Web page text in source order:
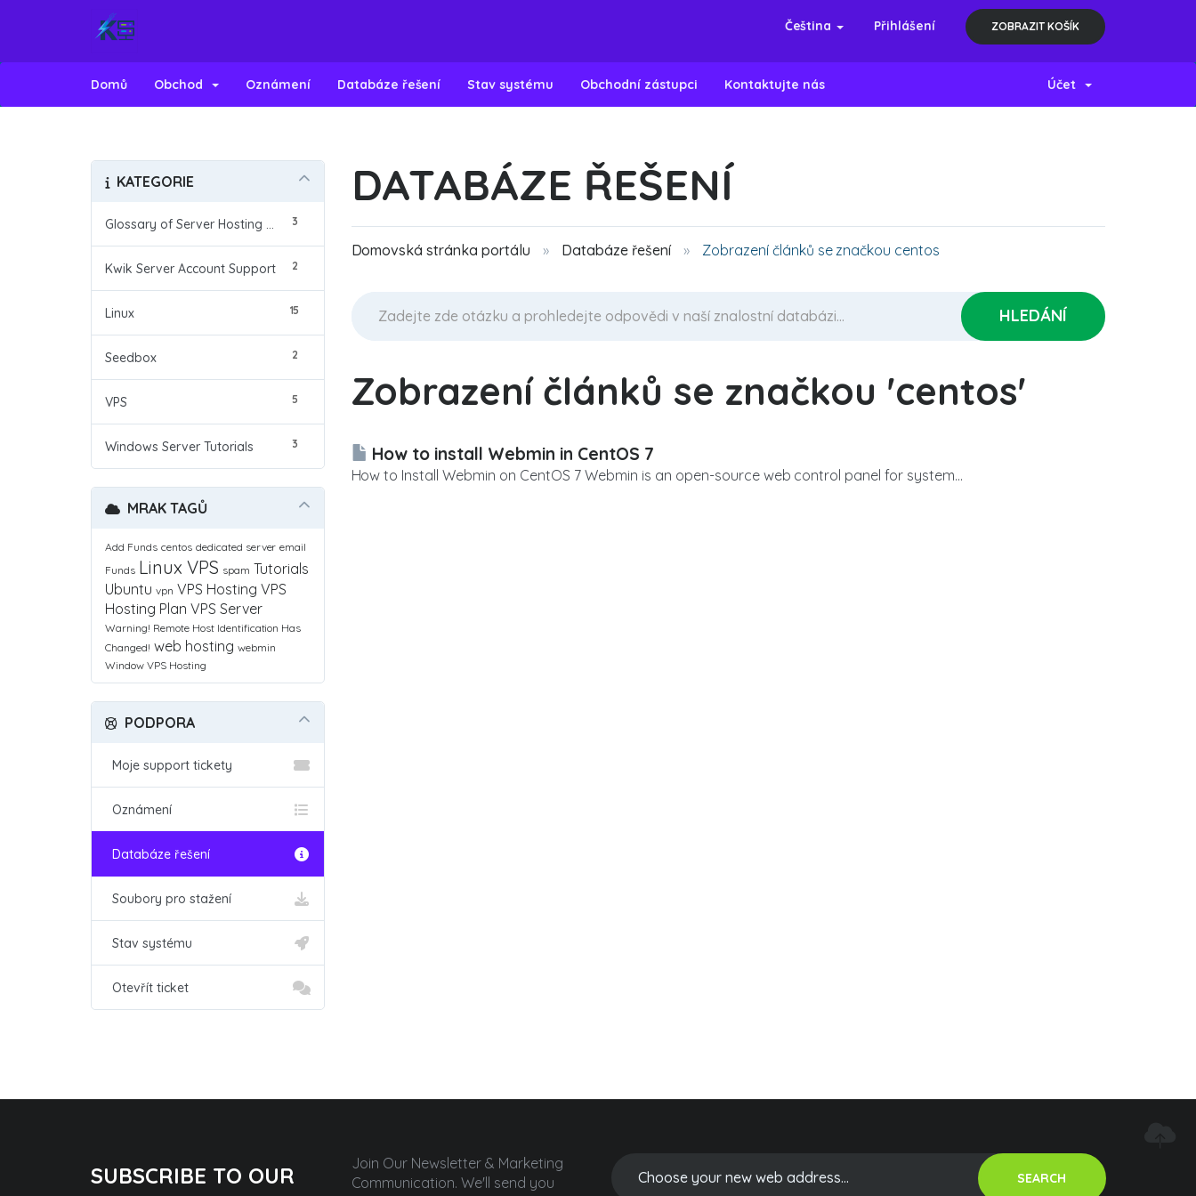
Čeština Přihlášení ZOBRAZIT KOŠÍK
Domů Obchod Oznámení Databáze řešení Stav systému Obchodní zástupci Kontaktujte nás Účet
DATABÁZE ŘEŠENÍ
Domovská stránka portálu Databáze řešení Zobrazení článků se značkou centos
KATEGORIE
3
2
Kwik Server Account Support
15
Linux
2
Seedbox
5
VPS
3
Windows Server Tutorials
Zobrazení článků se značkou 'centos'
How to install Webmin in CentOS 7
How to Install Webmin on CentOS 7 Webmin is an open-source web control panel for system...
MRAK TAGŮ
Add Funds centos dedicated server email
Funds Linux VPS spam Tutorials
Ubuntu vpn VPS Hosting VPS
Hosting Plan VPS Server
Warning! Remote Host Identification Has
Changed! web hosting webmin
Window VPS Hosting
PODPORA
Moje support tickety
Oznámení
Databáze řešení
Soubory pro stažení
Stav systému
Otevřít ticket
SUBSCRIBE TO OUR
Join Our Newsletter & Marketing
Communication. We'll send you
SEARCH